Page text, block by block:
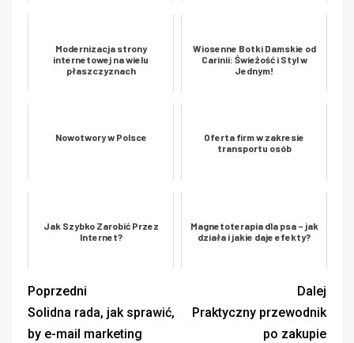
Modernizacja strony
internetowej na wielu
płaszczyznach
Wiosenne Botki Damskie od
Carinii: Świeżość i Styl w
Jednym!
Nowotwory w Polsce
Oferta firm w zakresie
transportu osób
Jak Szybko Zarobić Przez
Internet?
Magnetoterapia dla psa – jak
działa i jakie daje efekty?
Poprzedni
Solidna rada, jak sprawić,
by e-mail marketing
Dalej
Praktyczny przewodnik
po zakupie